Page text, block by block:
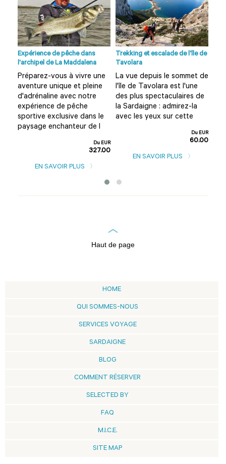
Expérience de pêche dans
l'archipel de La Maddalena
Préparez-vous à vivre une
aventure unique et pleine
d'adrénaline avec notre
expérience de pêche
sportive exclusive dans le
paysage enchanteur de l
Du EUR
327.00
EN SAVOIR PLUS
Trekking et escalade de l'île de
Tavolara
La vue depuis le sommet de
l'île de Tavolara est l'une
des plus spectaculaires de
la Sardaigne : admirez-la
avec les yeux sur cette
Du EUR
60.00
EN SAVOIR PLUS
Haut de page
HOME
QUI SOMMES-NOUS
SERVICES VOYAGE
SARDAIGNE
BLOG
COMMENT RÉSERVER
SELECTED BY
FAQ
M.I.C.E.
SITE MAP